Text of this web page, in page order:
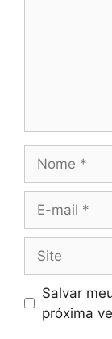
mail
Salvar
próxima